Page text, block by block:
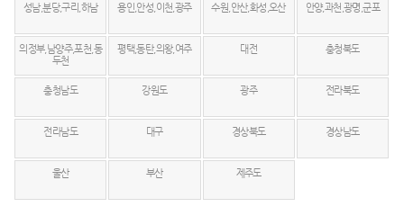
성남,분당,구리,하남 용인,안성,이천,광주 수원,안산,화성,오산 안양,과천,광명,군포
의정부,남양주,포천,동
두천
평택,동탄,의왕,여주 대전 충청북도
충청남도 강원도 광주 전라북도
전라남도 대구 경상북도 경상남도
울산 부산 제주도